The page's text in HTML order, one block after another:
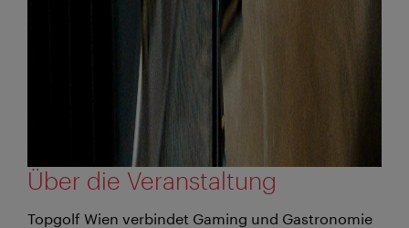
Über die Veranstaltung
Topgolf Wien verbindet Gaming und Gastronomie